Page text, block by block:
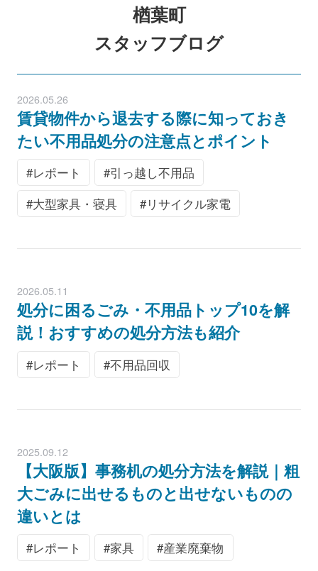
楢葉町
スタッフブログ
2026.05.26
賃貸物件から退去する際に知っておき
たい不用品処分の注意点とポイント
レポート
引っ越し不用品
大型家具・寝具
リサイクル家電
2026.05.11
処分に困るごみ・不用品トップ10を解
説！おすすめの処分方法も紹介
レポート 不用品回収
2025.09.12
【大阪版】事務机の処分方法を解説｜粗
大ごみに出せるものと出せないものの
違いとは
レポート 家具 産業廃棄物